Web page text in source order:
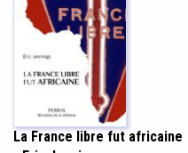
La France libre fut africaine